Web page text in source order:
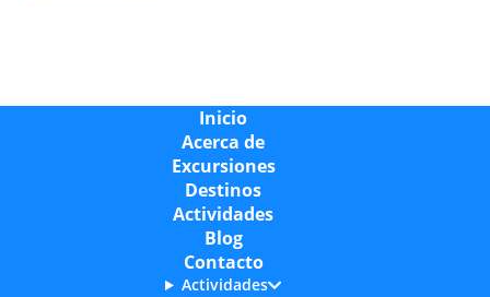
Inicio
Acerca de
Excursiones
Destinos
Actividades
Blog
Contacto
Actividades